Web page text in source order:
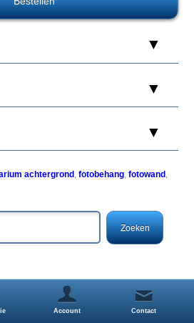
achtergrond ,fotobehang,fotowand ,
Account Contact